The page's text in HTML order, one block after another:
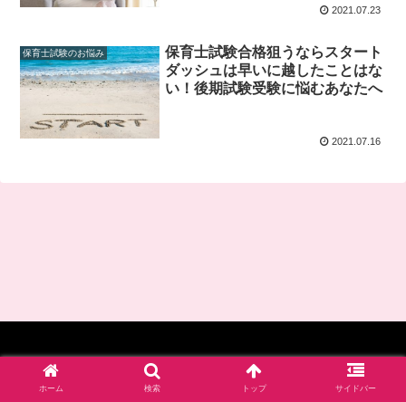
2021.07.23
保育士試験のお悩み
保育士試験合格狙うならスタート
ダッシュは早いに越したことはな
い！後期試験受験に悩むあなたへ
2021.07.16
© 2017-2026 四谷学院保育士試験対策講座_公式ブログ.
ホーム 検索 トップ サイドバー